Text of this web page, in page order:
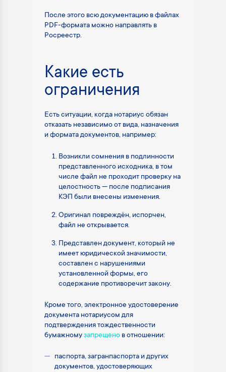
После этого всю документацию в файлах
PDF-формата можно направлять в
Росреестр.
Какие есть
ограничения
Есть ситуации, когда нотариус обязан
отказать независимо от вида, назначения
и формата документов, например:
Возникли сомнения в подлинности
представленного исходника, в том
числе файл не проходит проверку на
целостность — после подписания
КЭП были внесены изменения.
Оригинал повреждён, испорчен,
файл не открывается.
Представлен документ, который не
имеет юридической значимости,
составлен с нарушениями
установленной формы, его
содержание противоречит закону.
Кроме того, электронное удостоверение
документа нотариусом для
подтверждения тождественности
бумажномузапрещено в отношении:
паспорта, загранпаспорта и других
документов, удостоверяющих